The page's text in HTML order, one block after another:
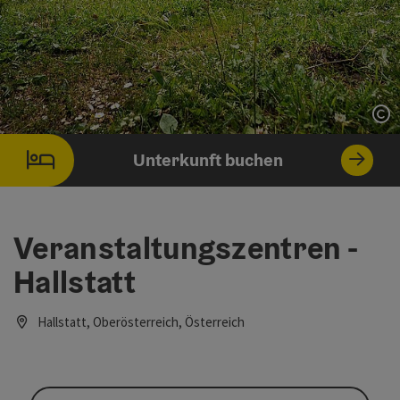
Unterkunft buchen
Veranstaltungszentren -
Hallstatt
Hallstatt, Oberösterreich, Österreich